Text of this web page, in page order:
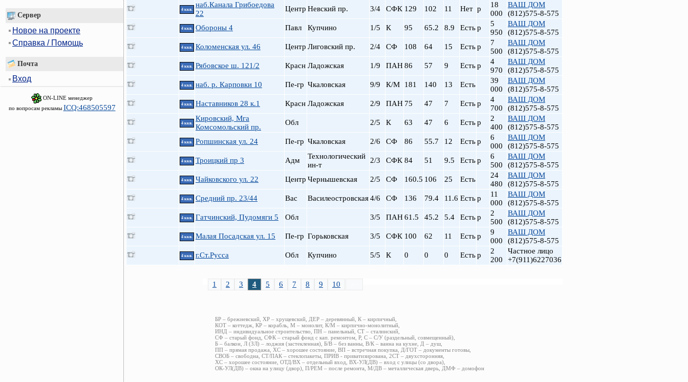
Сервер
Новое на проекте
Справка / Помощь
Почта
Вход
ON-LINE менеджер
по вопросам рекламы ICQ:468505597
4 ккв.
наб.Канала Грибоедова
22
Центр Невский пр. 3/4 СФК 129 102 11 Нет р
18
000
ВАШ ДОМ
(812)575-8-575
4 ккв. Обороны 4 Павл Купчино 1/5 К 95 65.2 8.9 Естьр
5
950
ВАШ ДОМ
(812)575-8-575
4 ккв. Коломенская ул. 46 Центр Лиговский пр. 2/4 СФ 108 64 15 Естьр
7
500
ВАШ ДОМ
(812)575-8-575
4 ккв. Рябовское ш. 121/2 Красн Ладожская 1/9 ПАН86 57 9 Естьр
4
970
ВАШ ДОМ
(812)575-8-575
4 ккв. наб. р. Карповки 10 Пе-гр Чкаловская 9/9 К/М 181 140 13 Есть
39
000
ВАШ ДОМ
(812)575-8-575
4 ккв. Наставников 28 к.1 Красн Ладожская 2/9 ПАН 75 47 7 Естьр
4
700
ВАШ ДОМ
(812)575-8-575
4 ккв.
Кировский, Мга
Комсомольский пр.
Обл 2/5 К 63 47 6 Естьр
2
400
ВАШ ДОМ
(812)575-8-575
4 ккв. Ропшинская ул. 24 Пе-гр Чкаловская 2/6 СФ 86 55.7 12 Естьр
6
000
ВАШ ДОМ
(812)575-8-575
4 ккв. Троицкий пр 3 Адм
Технологический
ин-т
2/3 СФК 84 51 9.5 Естьр
6
500
ВАШ ДОМ
(812)575-8-575
4 ккв. Чайковского ул. 22 Центр Чернышевская 2/5 СФ 160.5 106 25 Есть
24
480
ВАШ ДОМ
(812)575-8-575
4 ккв. Средний пр. 23/44 Вас Василеостровская4/6 СФ 136 79.4 11.6 Естьр
11
000
ВАШ ДОМ
(812)575-8-575
4 ккв. Гатчинский, Пудомяги 5 Обл 3/5 ПАН61.5 45.2 5.4 Естьр
2
500
ВАШ ДОМ
(812)575-8-575
4 ккв. Малая Посадская ул. 15 Пе-гр Горьковская 3/5 СФК 100 62 11 Естьр
9
000
ВАШ ДОМ
(812)575-8-575
4 ккв. г.Ст.Русса Обл Купчино 5/5 К 0 0 0 Естьр
2
200
Частное лицо
+7(911)6227036
1 2 3 4 5 6 7 8 9 10
БР – брежневский, ХР – хрущевский, ДЕР – деревянный, К – кирпичный,
КОТ – коттедж, КР – корабль, М – монолит, К/М – кирпично-монолитный,
ИНД – индивидуальное строительство, ПН – панельный, СТ – сталинский,
СФ – старый фонд, СФК – старый фонд с кап. ремонтом, Р, С – С/У (раздельный, совмещенный),
Б – балкон, Л (ЗЛ) – лоджия (застекленная), Б/В – без ванны, В/К – ванна на кухне, Д – душ,
ПП – прямая продажа, ХС – хорошее состояние, ВП – встречная покупка, Д/ГОТ – документы готовы,
СВОБ – свободна, СТ/ПАК – стеклопакеты, ПРИВ - приватизирована, 2СТ – двухсторонняя,
ХС – хорошее состояние, ОТД/ВХ – отдельный вход, ВХ-УЛ(ДВ) – вход с улицы (со двора),
ОК-УЛ(ДВ) – окна на улицу (двор), П/РЕМ – после ремонта, М/ДВ – металлическая дверь, ДМФ – домофон